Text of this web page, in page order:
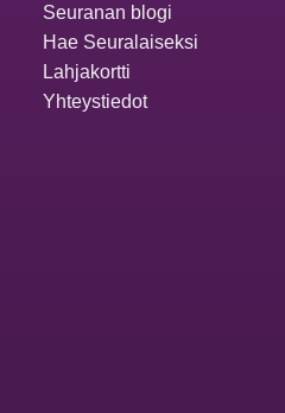
Seuranan blogi
Hae Seuralaiseksi
Lahjakortti
Yhteystiedot